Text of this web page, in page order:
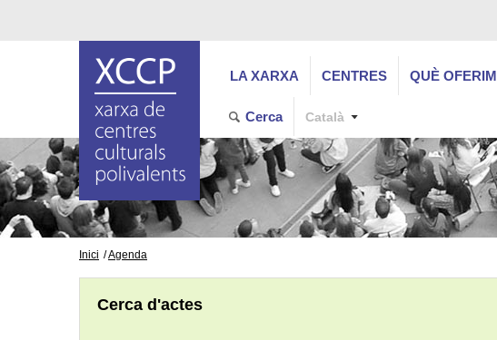
LA XARXA CENTRES QUÈ OFERIM
Cerca Català
Inici Agenda
Cerca d'actes